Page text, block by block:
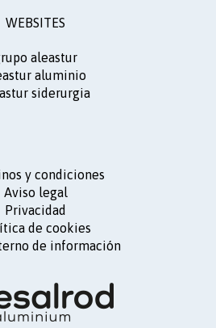
WEBSITES
aleastur
aluminio
siderurgia
y condiciones
Aviso legal
Privacidad
de cookies
de información